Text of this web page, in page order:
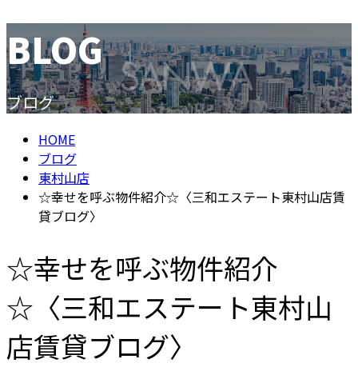
BLOG
ブログ
HOME
ブログ
東村山店
☆幸せを呼ぶ物件紹介☆〈三和エステート東村山店賃
貸ブログ〉
☆幸せを呼ぶ物件紹介
☆〈三和エステート東村山
店賃貸ブログ〉